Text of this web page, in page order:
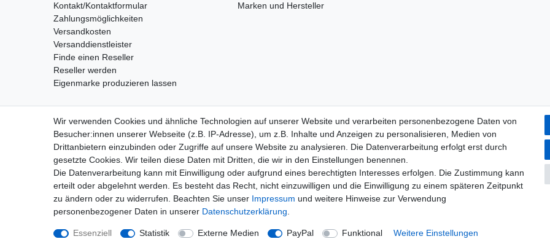
Kontakt/Kontaktformular
Zahlungsmöglichkeiten
Versandkosten
Versanddienstleister
Finde einen Reseller
Reseller werden
Eigenmarke produzieren lassen
Marken und Hersteller
Widerrufs­recht Widerrufs­formular Impressum Daten­schutz­erklärung
Wir verwenden Cookies und ähnliche Technologien auf unserer Website und verarbeiten personenbezogene Daten von
Besucher:innen unserer Webseite (z.B. IP-Adresse), um z.B. Inhalte und Anzeigen zu personalisieren, Medien von
Drittanbietern einzubinden oder Zugriffe auf unsere Website zu analysieren. Die Datenverarbeitung erfolgt erst durch
gesetzte Cookies. Wir teilen diese Daten mit Dritten, die wir in den Einstellungen benennen.
Die Datenverarbeitung kann mit Einwilligung oder aufgrund eines berechtigten Interesses erfolgen. Die Zustimmung kann
erteilt oder abgelehnt werden. Es besteht das Recht, nicht einzuwilligen und die Einwilligung zu einem späteren Zeitpunkt
zu ändern oder zu widerrufen. Beachten Sie unser Impressum und weitere Hinweise zur Verwendung
personenbezogener Daten in unserer Daten­schutz­erklärung
Essenziell Statistik Externe Medien PayPal Funktional Weitere Einstellungen